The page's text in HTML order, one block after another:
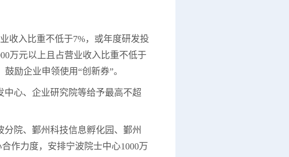
收入比重不低于7%，或年度研发投
万元以上且占营业收入比重不低于
励企业申领使用“创新券”。
心、企业研究院等给予最高不超
院、鄞州科技信息孵化园、鄞州
作力度，安排宁波院士中心1000万